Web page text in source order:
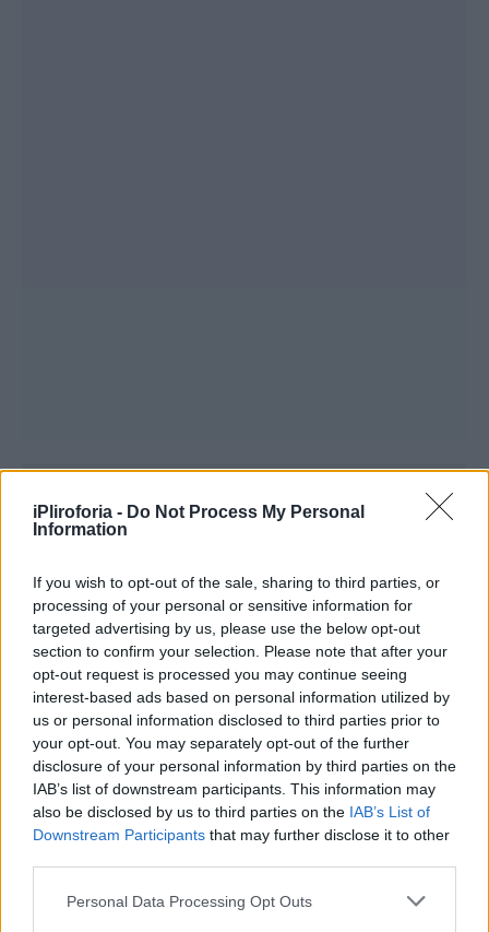
iPliroforia - Do Not Process My Personal
Information
If you wish to opt-out of the sale, sharing to third parties, or
processing of your personal or sensitive information for
targeted advertising by us, please use the below opt-out
section to confirm your selection. Please note that after your
opt-out request is processed you may continue seeing
interest-based ads based on personal information utilized by
us or personal information disclosed to third parties prior to
your opt-out. You may separately opt-out of the further
disclosure of your personal information by third parties on the
IAB’s list of downstream participants. This information may
also be disclosed by us to third parties on the IAB’s List of
Downstream Participants that may further disclose it to other
Personal Data Processing Opt Outs
Συνεντεύξεις 18/11/2025
αλήθεια»
Συνεντεύξεις 18/11/2025
Τζεφ Μοντάνα: «Κανένας δεν μπορεί
να σου πει ποιος είσαι»